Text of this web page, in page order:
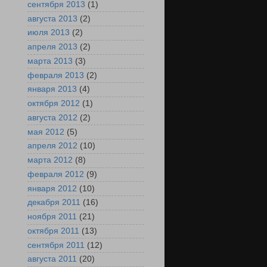
сентября 2013 (1)
августа 2013 (2)
июля 2013 (2)
апреля 2013 (2)
марта 2013 (3)
февраля 2013 (2)
января 2013 (4)
октября 2012 (1)
августа 2012 (2)
мая 2012 (5)
апреля 2012 (10)
марта 2012 (8)
февраля 2012 (9)
января 2012 (10)
декабря 2011 (16)
ноября 2011 (21)
октября 2011 (13)
сентября 2011 (12)
августа 2011 (20)